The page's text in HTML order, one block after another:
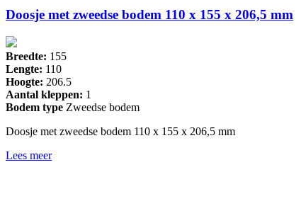
Doosje met zweedse bodem 110 x 155 x 206,5 mm
Breedte: 155
Lengte: 110
Hoogte: 206.5
Aantal kleppen: 1
Bodem type Zweedse bodem
Doosje met zweedse bodem 110 x 155 x 206,5 mm
Lees meer